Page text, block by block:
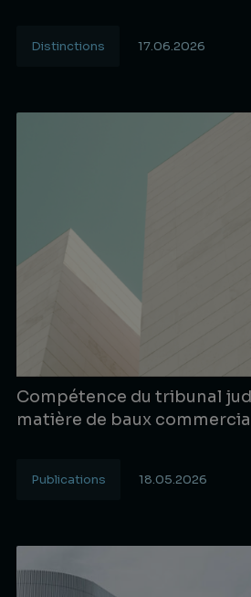
Distinctions 17.06.2026
Compétence du tribunal
matière de baux
Publications 18.05.2026